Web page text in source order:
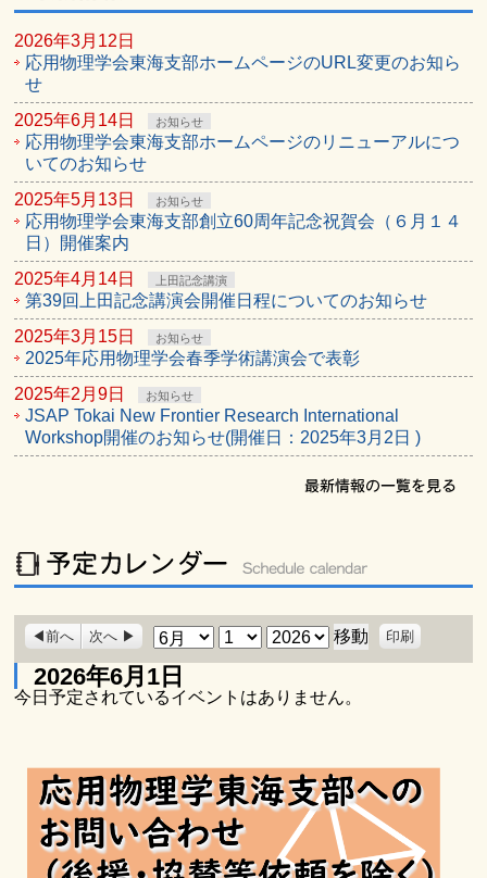
2026年3月12日
応用物理学会東海支部ホームページのURL変更のお知ら
せ
2025年6月14日
お知らせ
応用物理学会東海支部ホームページのリニューアルにつ
いてのお知らせ
2025年5月13日
お知らせ
応用物理学会東海支部創立60周年記念祝賀会（６月１４
日）開催案内
2025年4月14日
上田記念講演
第39回上田記念講演会開催日程についてのお知らせ
2025年3月15日
お知らせ
2025年応用物理学会春季学術講演会で表彰
2025年2月9日
お知らせ
JSAP Tokai New Frontier Research International
Workshop開催のお知らせ(開催日：2025年3月2日 )
前へ 次へ 月 日 年 印刷
示
2026年6月1日
今日予定されているイベントはありません。